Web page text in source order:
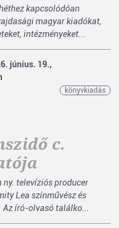
kapcsolódóan
magyar kiadókat,
intézményeket...
június. 19.,
könyvkiadás
c.
ny. televíziós producer
Lea színművész és
író-olvasó találko...